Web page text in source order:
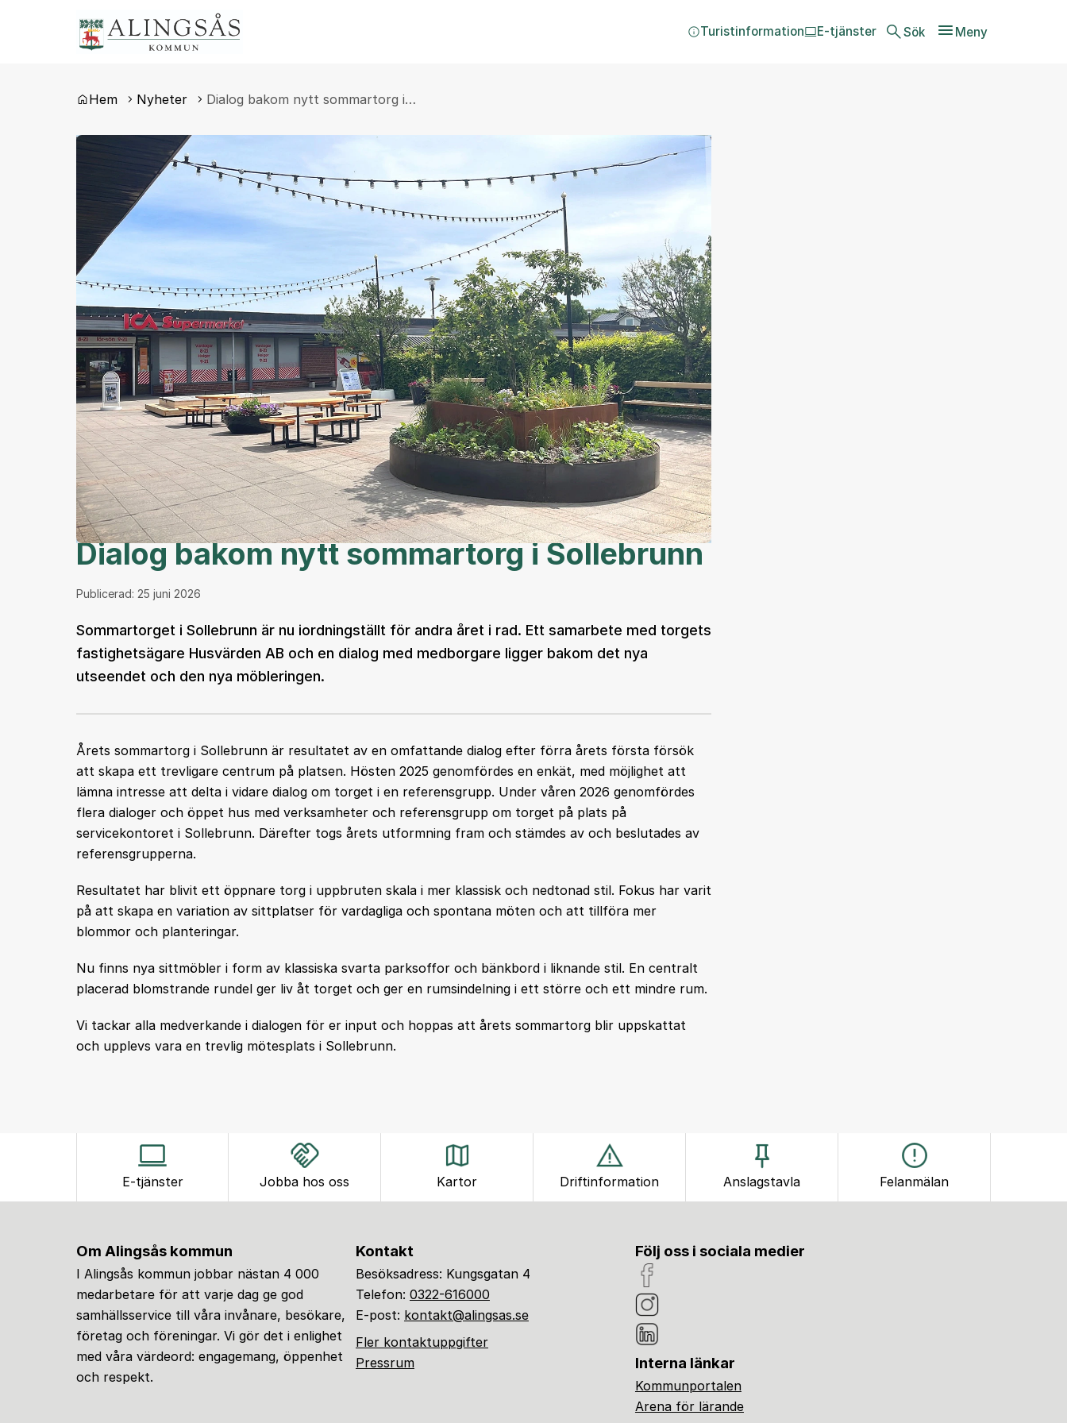
Sök Meny
Turistinformation E-tjänster
Du är här:
Hem Nyheter Dialog bakom nytt sommartorg i…
Dialog bakom nytt sommartorg i Sollebrunn
Publicerad: 25 juni 2026
Sommartorget i Sollebrunn är nu iordningställt för andra året i rad. Ett samarbete med torgets
fastighetsägare Husvärden AB och en dialog med medborgare ligger bakom det nya
utseendet och den nya möbleringen.
Årets sommartorg i Sollebrunn är resultatet av en omfattande dialog efter förra årets första försök
att skapa ett trevligare centrum på platsen. Hösten 2025 genomfördes en enkät, med möjlighet att
lämna intresse att delta i vidare dialog om torget i en referensgrupp. Under våren 2026 genomfördes
flera dialoger och öppet hus med verksamheter och referensgrupp om torget på plats på
servicekontoret i Sollebrunn. Därefter togs årets utformning fram och stämdes av och beslutades av
referensgrupperna.
Resultatet har blivit ett öppnare torg i uppbruten skala i mer klassisk och nedtonad stil. Fokus har varit
på att skapa en variation av sittplatser för vardagliga och spontana möten och att tillföra mer
blommor och planteringar.
Nu finns nya sittmöbler i form av klassiska svarta parksoffor och bänkbord i liknande stil. En centralt
placerad blomstrande rundel ger liv åt torget och ger en rumsindelning i ett större och ett mindre rum.
Vi tackar alla medverkande i dialogen för er input och hoppas att årets sommartorg blir uppskattat
och upplevs vara en trevlig mötesplats i Sollebrunn.
E-tjänster Jobba hos oss Kartor Driftinformation Anslagstavla Felanmälan
Om Alingsås kommun
I Alingsås kommun jobbar nästan 4 000
medarbetare för att varje dag ge god
samhällsservice till våra invånare, besökare,
företag och föreningar. Vi gör det i enlighet
med våra värdeord: engagemang, öppenhet
och respekt.
Kontakt
Besöksadress: Kungsgatan 4
Telefon: 0322-616000
E-post: kontakt@alingsas.se
Fler kontaktuppgifter
Pressrum
Följ oss i sociala medier
Interna länkar
Kommunportalen
Arena för lärande